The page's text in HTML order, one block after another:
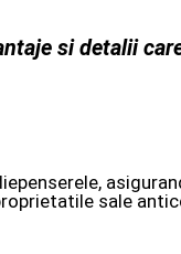
si detalii
sale